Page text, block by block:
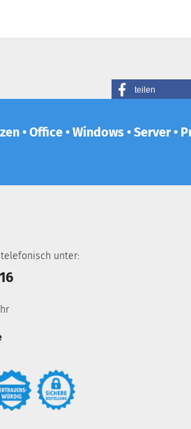
teilen
• Office • Windows • Server
unter: